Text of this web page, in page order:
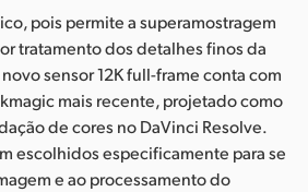
pois permite a superamostragem
tratamento dos detalhes finos da
sensor 12K full-frame conta com
mais recente, projetado como
de cores no DaVinci Resolve.
escolhidos especificamente para se
e ao processamento do